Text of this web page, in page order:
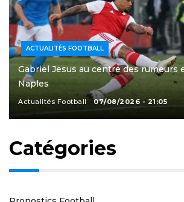
ACTUALITÉS FOOTBALL
Gabriel Jesus au centre des rumeurs
Naples
Actualités Football 07/08/2026 - 21:05
Catégories